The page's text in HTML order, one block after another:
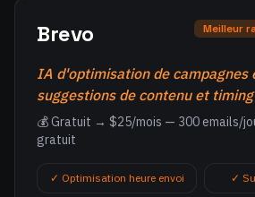
Brevo Meilleur
IA d'optimisation de campagnes
suggestions de contenu et
💰 Gratuit → $25/mois — 300 emails/
gratuit
✓ Optimisation heure envoi ✓